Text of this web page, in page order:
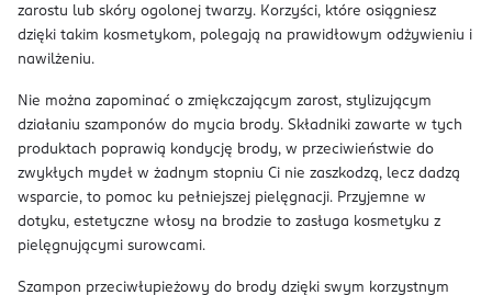
zarostu lub skóry ogolonej twarzy. Korzyści, które osiągniesz
dzięki takim kosmetykom, polegają na prawidłowym odżywieniu i
nawilżeniu.
Nie można zapominać o zmiękczającym zarost, stylizującym
działaniu szamponów do mycia brody. Składniki zawarte w tych
produktach poprawią kondycję brody, w przeciwieństwie do
zwykłych mydeł w żadnym stopniu Ci nie zaszkodzą, lecz dadzą
wsparcie, to pomoc ku pełniejszej pielęgnacji. Przyjemne w
dotyku, estetyczne włosy na brodzie to zasługa kosmetyku z
pielęgnującymi surowcami.
Szampon przeciwłupieżowy do brody dzięki swym korzystnym